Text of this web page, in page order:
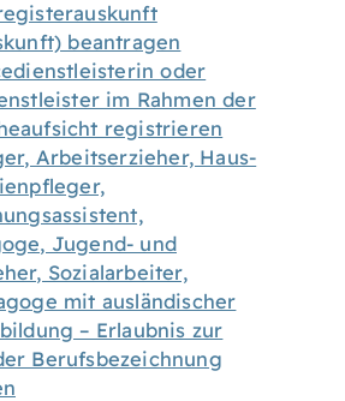
beantragen
oder
im Rahmen der
registrieren
Arbeitserzieher, Haus-
Jugend- und
Sozialarbeiter,
mit ausländischer
– Erlaubnis zur
Berufsbezeichnung